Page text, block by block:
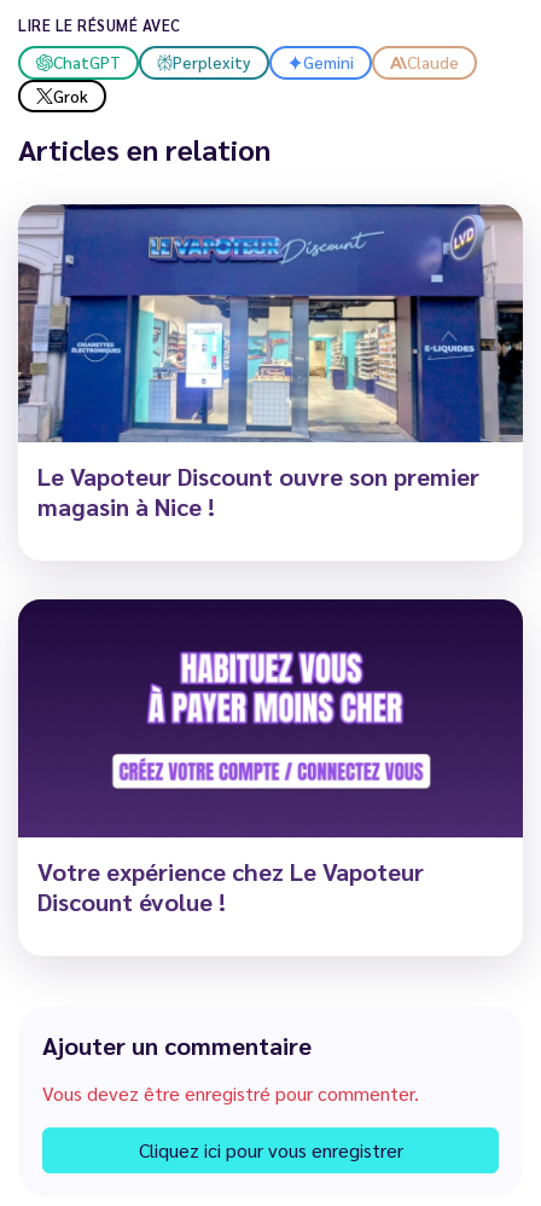
LIRE LE RÉSUMÉ AVEC
ChatGPT Perplexity Gemini
Claude
Grok
Articles en relation
Le Vapoteur Discount ouvre son premier
magasin à Nice !
Votre expérience chez Le Vapoteur
Discount évolue !
Ajouter un commentaire
Vous devez être enregistré pour commenter.
Cliquez ici pour vous enregistrer